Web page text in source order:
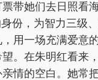
带她们去日照看
份，为智力三级
用一场充满爱意
。在朱明红看来
情的空白。她常